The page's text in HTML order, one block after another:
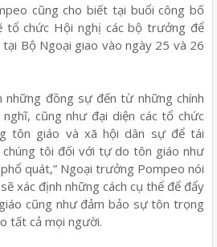
cũng cho biết tại buổi công bố
tổ chức Hội nghị các bộ trưởng để
Bộ Ngoại giao vào ngày 25 và 26
những đồng sự đến từ những chính
cũng như đại diện các tổ chức
tôn giáo và xã hội dân sự để tái
chúng tôi đối với tự do tôn giáo như
quát,” Ngoại trưởng Pompeo nói
xác định những cách cụ thể để đẩy
cũng như đảm bảo sự tôn trọng
tất cả mọi người.